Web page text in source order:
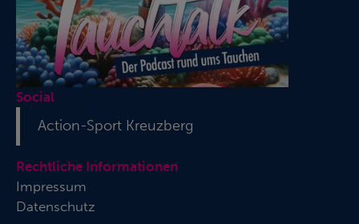
Social
Action-Sport Kreuzberg
Rechtliche Informationen
Impressum
Datenschutz